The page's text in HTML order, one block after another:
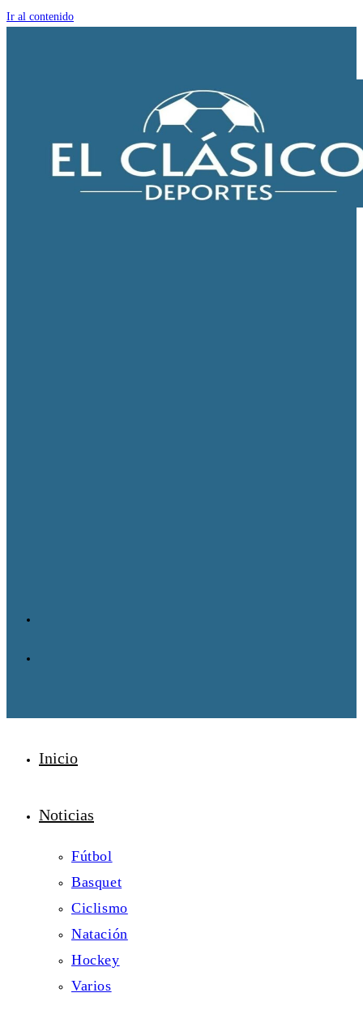
Ir al contenido
Inicio
Noticias
Fútbol
Basquet
Ciclismo
Natación
Hockey
Varios